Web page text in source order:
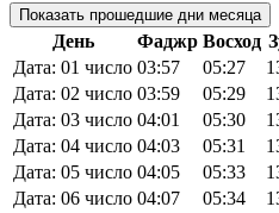
Показать прошедшие дни месяца
День Фаджр Восход
Дата: 01 число 03:57 05:27
Дата: 02 число 03:59 05:29
Дата: 03 число 04:01 05:30
Дата: 04 число 04:03 05:31
Дата: 05 число 04:05 05:33
Дата: 06 число 04:07 05:34